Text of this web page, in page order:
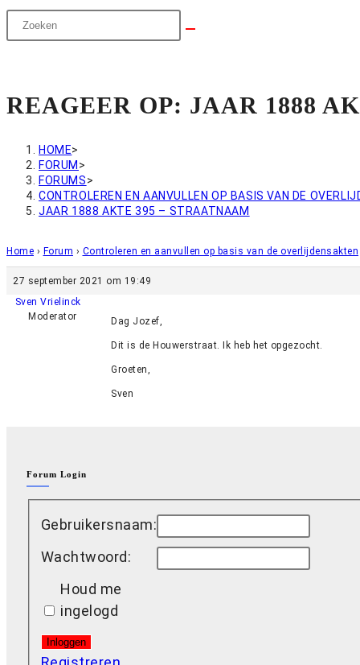
REAGEER OP: JAAR 1888
HOME>
FORUM >
FORUMS>
CONTROLEREN EN AANVULLEN OP BASIS VAN DE
JAAR 1888 AKTE 395 – STRAATNAAM
Home › Forum › Controleren en aanvullen op basis van de overlijdensakten
27 september 2021 om 19:49
Sven Vrielinck
Moderator
Dag Jozef,
Dit is de Houwerstraat. Ik heb het opgezocht.
Groeten,
Sven
Forum Login
Gebruikersnaam:
Wachtwoord:
Houd me
ingelogd
Inloggen